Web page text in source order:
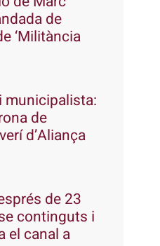
de
‘Militància
municipalista:
de
d’Aliança
de 23
continguts i
el canal a